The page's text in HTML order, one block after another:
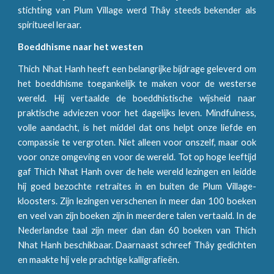
stichting van Plum Village werd Thây steeds bekender als
spiritueel leraar.
Boeddhisme naar het westen
Thich Nhat Hanh heeft een belangrijke bijdrage geleverd om
het boeddhisme toegankelijk te maken voor de westerse
wereld. Hij vertaalde de boeddhistische wijsheid naar
praktische adviezen voor het dagelijks leven. Mindfulness,
volle aandacht, is het middel dat ons helpt onze liefde en
compassie te vergroten. Niet alleen voor onszelf, maar ook
voor onze omgeving en voor de wereld. Tot op hoge leeftijd
gaf Thich Nhat Hanh over de hele wereld lezingen en leidde
hij goed bezochte retraites in en buiten de Plum Village-
kloosters. Zijn lezingen verschenen in meer dan 100 boeken
en veel van zijn boeken zijn in meerdere talen vertaald. In de
Nederlandse taal zijn meer dan dan 60 boeken van Thich
Nhat Hanh beschikbaar. Daarnaast schreef Thây gedichten
en maakte hij vele prachtige kalligrafieën.